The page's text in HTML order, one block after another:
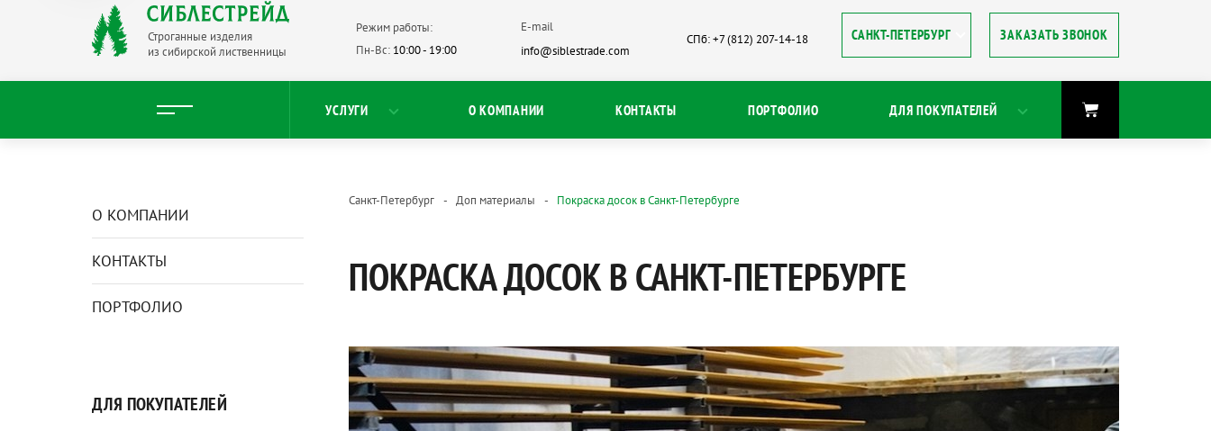
Строганные изделия
из сибирской лиственницы
ЗАКАЗАТЬ ЗВОНОК
УСЛУГИ О КОМПАНИИ КОНТАКТЫ ПОРТФОЛИО ДЛЯ ПОКУПАТЕЛЕЙ
Режим работы:
Пн-Вс: 10:00 - 19:00
E-mail
info@siblestrade.com
СПб: +7 (812) 207-14-18
О КОМПАНИИ
КОНТАКТЫ
ПОРТФОЛИО
ДЛЯ ПОКУПАТЕЛЕЙ
Санкт-Петербург Доп материалы Покраска досок в Санкт-Петербурге
ПОКРАСКА ДОСОК В САНКТ-ПЕТЕРБУРГЕ